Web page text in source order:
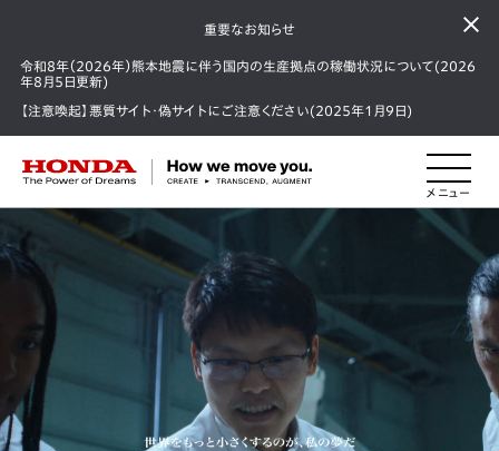
重要なお知らせ
令和8年（2026年）熊本地震に伴う国内の生産拠点の稼働状況について(2026
年8月5日更新)
【注意喚起】悪質サイト・偽サイトにご注意ください(2025年1月9日)
HONDA The Power of Dreams